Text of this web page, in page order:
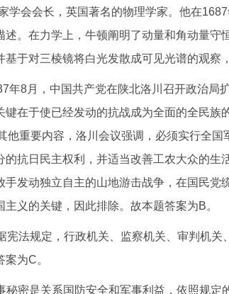
学会会长，英国著名的物理学家。他在
述。在力学上，牛顿阐明了动量和角动量守
基于对三棱镜将白光发散成可见光谱的观察
8月，中国共产党在陕北洛川召开政治局扩
键在于使已经发动的抗战成为全面的全民族
他重要内容，洛川会议强调，必须实行全国
的抗日民主权利，并适当改善工农大众的生
手发动独立自主的山地游击战争，在国民党
主义的关键，因此排除。故本题答案为B。
法规定，行政机关、监察机关、审判机关
为C。
是关系国防安全和军事利益，依照规定